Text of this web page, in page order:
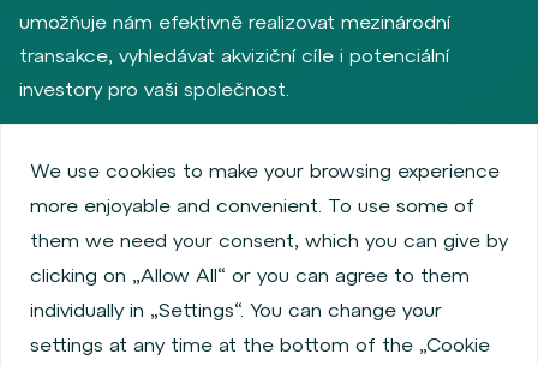
umožňuje nám efektivně realizovat mezinárodní
transakce, vyhledávat akviziční cíle i potenciální
investory pro vaši společnost.
Zásady ochrany osobních údajů
Používání cookies
Informace o emitentech
Zaměstnanecký akciový program
Povinně zveřejňované informace
Finanční výkonnost
Regulation S, Rule 144a
Informace dle MiFID
We use cookies to make your browsing experience
more enjoyable and convenient. To use some of
them we need your consent, which you can give by
clicking on „Allow All“ or you can agree to them
individually in „Settings“. You can change your
settings at any time at the bottom of the „Cookie